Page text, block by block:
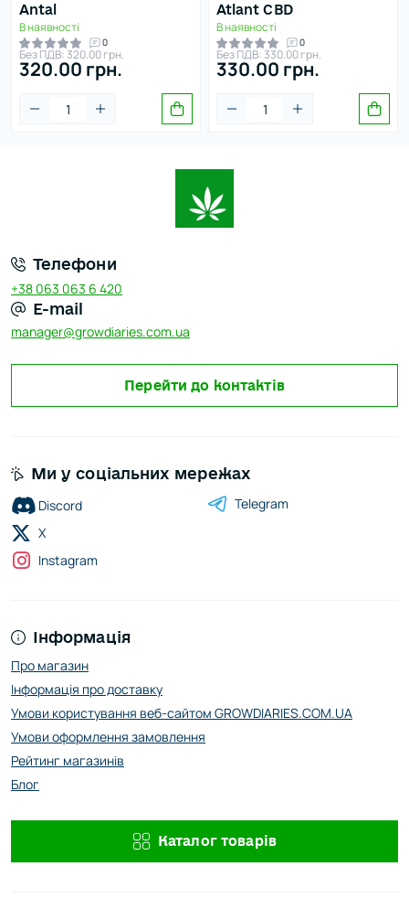
Antal
В наявності
0
Без ПДВ: 320.00 грн.
320.00 грн.
Atlant CBD
В наявності
0
Без ПДВ: 330.00 грн.
330.00 грн.
Телефони
+38 063 063 6 420
E-mail
manager@growdiaries.com.ua
Перейти до контактів
Інформація
Про магазин
Інформація про доставку
Умови користування веб-сайтом GROWDIARIES.COM.UA
Умови оформлення замовлення
Рейтинг магазинів
Блог
Каталог товарів
Ми у соціальних мережах
Discord
X
Instagram
Telegram